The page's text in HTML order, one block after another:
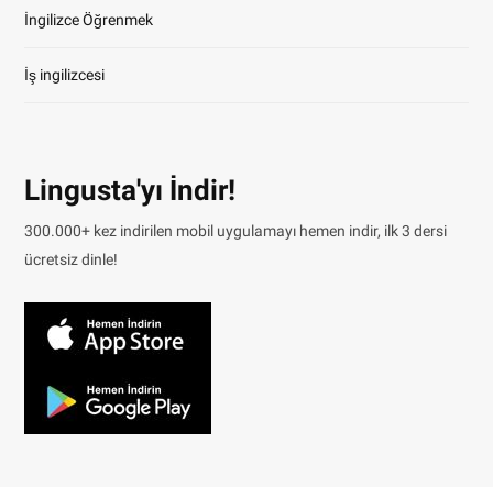
İngilizce Öğrenmek
İş ingilizcesi
Lingusta'yı İndir!
300.000+ kez indirilen mobil uygulamayı hemen indir, ilk 3 dersi
ücretsiz dinle!